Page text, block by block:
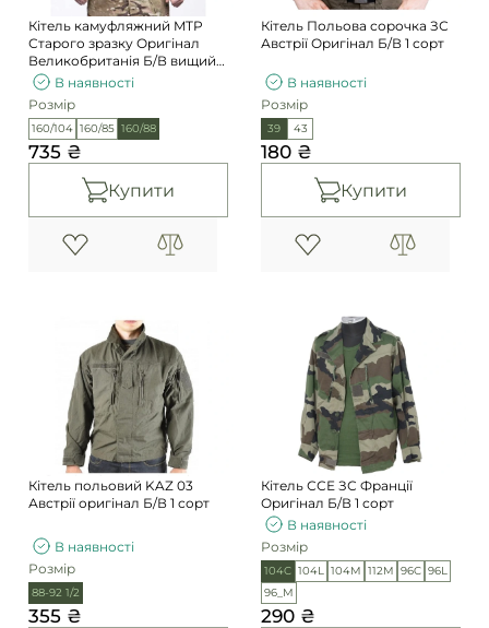
Кітель камуфляжний MTP
Старого зразку Оригінал
Великобританія Б/В вищий
сортВ наявності
Розмір
160/104 160/85 160/88
735 ₴
Купити
Кітель Польова сорочка ЗС
Австрії Оригінал Б/В 1 сорт
В наявності
Розмір
39 43
180 ₴
Купити
Кітель польовий KAZ 03
Австрії оригінал Б/В 1 сорт
В наявності
Розмір
88-92 1/2
355 ₴
Кітель ССЕ ЗС Франції
Оригінал Б/В 1 сорт
В наявності
Розмір
104C 104L 104M 112M 96C 96L
96_М
290 ₴